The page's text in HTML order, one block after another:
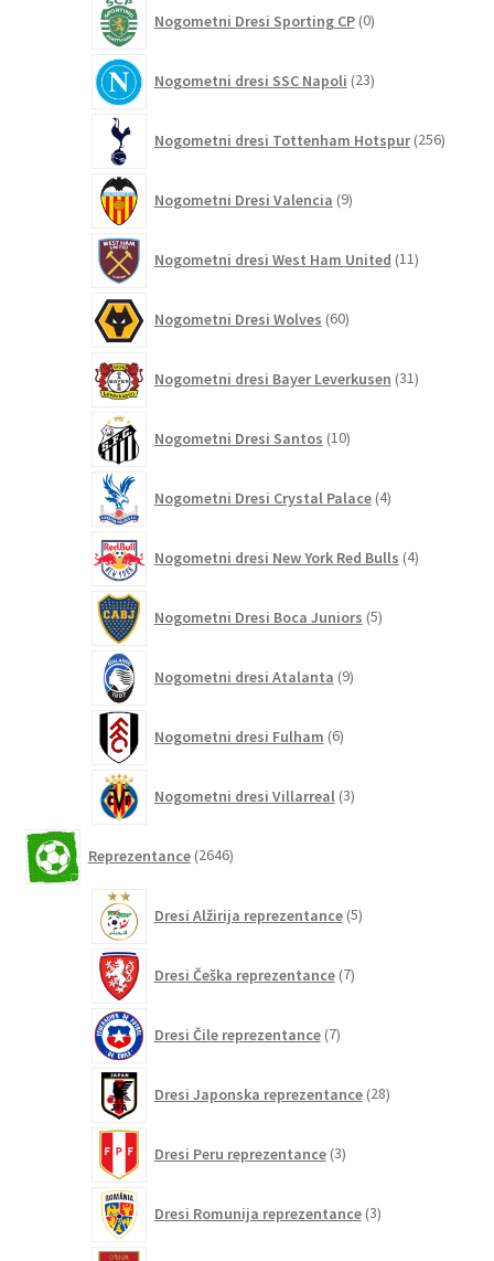
Nogometni Dresi Sporting CP 0izdelkov
Nogometni dresi SSC Napoli 23izdelkov
Nogometni dresi Tottenham Hotspur 256
Nogometni Dresi Valencia 9izdelkov
Nogometni dresi West Ham United 11izdelkov
Nogometni Dresi Wolves 60izdelkov
Nogometni dresi Bayer Leverkusen 31izdelkov
Nogometni Dresi Santos 10izdelkov
Nogometni Dresi Crystal Palace 4izdelki
Nogometni dresi New York Red Bulls 4izdelki
Nogometni Dresi Boca Juniors 5izdelkov
Nogometni dresi Atalanta 9izdelkov
Nogometni dresi Fulham 6izdelkov
Nogometni dresi Villarreal 3izdelki
Reprezentance 2646izdelkov
Dresi Alžirija reprezentance 5izdelkov
Dresi Češka reprezentance 7izdelkov
Dresi Čile reprezentance 7izdelkov
Dresi Japonska reprezentance 28izdelkov
Dresi Peru reprezentance 3izdelki
Dresi Romunija reprezentance 3izdelki